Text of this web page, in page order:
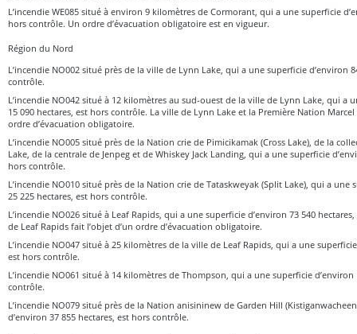
L’incendie WE085 situé à environ 9 kilomètres de Cormorant, qui a une superficie
hors contrôle. Un ordre d’évacuation obligatoire est en vigueur.
Région du Nord
L’incendie NO002 situé près de la ville de Lynn Lake, qui a une superficie d’environ
contrôle.
L’incendie NO042 situé à 12 kilomètres au sud-ouest de la ville de Lynn Lake, qui a
15 090 hectares, est hors contrôle. La ville de Lynn Lake et la Première Nation
ordre d’évacuation obligatoire.
L’incendie NO005 situé près de la Nation crie de Pimicikamak (Cross Lake), de la
Lake, de la centrale de Jenpeg et de Whiskey Jack Landing, qui a une superficie
hors contrôle.
L’incendie NO010 situé près de la Nation crie de Tataskweyak (Split Lake), qui a une
25 225 hectares, est hors contrôle.
L’incendie NO026 situé à Leaf Rapids, qui a une superficie d’environ 73 540
de Leaf Rapids fait l’objet d’un ordre d’évacuation obligatoire.
L’incendie NO047 situé à 25 kilomètres de la ville de Leaf Rapids, qui a une
est hors contrôle.
L’incendie NO061 situé à 14 kilomètres de Thompson, qui a une superficie d’environ
contrôle.
L’incendie NO079 situé près de la Nation anisininew de Garden Hill
d’environ 37 855 hectares, est hors contrôle.